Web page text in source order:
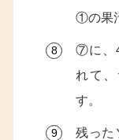
①の果
⑦に、
れて
す。
残った